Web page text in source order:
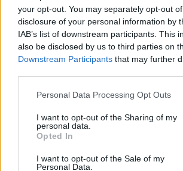
your opt-out. You may separately opt-out
disclosure of your personal information by
IAB’s list of downstream participants. This
also be disclosed by us to third parties on
Downstream Participants that may further
Please note that this website/app uses one
not limited to your visit or usage behaviour.
grant or deny consent to Google and its
use your data for below specified purposes
consent section.
Personal Data Processing Opt Outs
I want to opt-out of the Sharing of my
personal data.
Opted In
I want to opt-out of the Sale of my
Personal Data.
ευθύνεται για την αίσθηση του